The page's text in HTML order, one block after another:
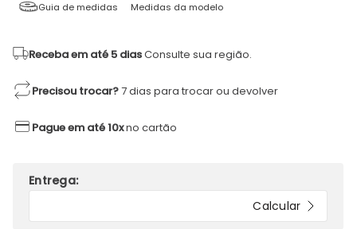
Guia de medidas Medidas da modelo
Receba em até 5 diasConsulte sua região.
Precisou trocar?7 dias para trocar ou devolver
Pague em até 10xno cartão